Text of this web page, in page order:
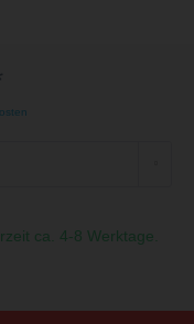
ca. 4-8 Werktage.